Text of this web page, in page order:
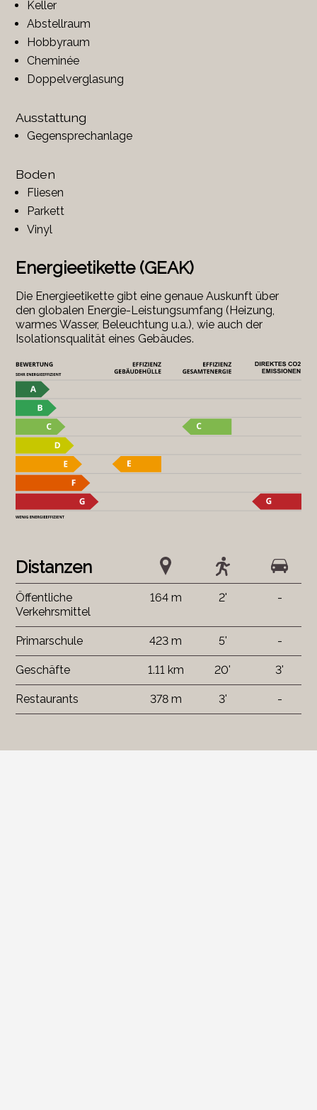
Keller
Abstellraum
Hobbyraum
Cheminée
Doppelverglasung
Ausstattung
Gegensprechanlage
Boden
Fliesen
Parkett
Vinyl
Energieetikette (GEAK)
Die Energieetikette gibt eine genaue Auskunft über
den globalen Energie-Leistungsumfang (Heizung,
warmes Wasser, Beleuchtung u.a.), wie auch der
Isolationsqualität eines Gebäudes.
Distanzen
Öffentliche
Verkehrsmittel
164 m 2' -
Primarschule 423 m 5' -
Geschäfte 1.11 km 20' 3'
Restaurants 378 m 3' -